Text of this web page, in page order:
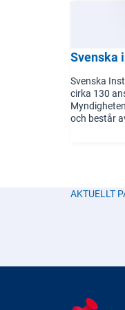
Svenska
Svenska
cirka 130
och består
AKTUELLT